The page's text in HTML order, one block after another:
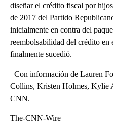
diseñar el crédito fiscal por
de 2017 del Partido
inicialmente en contra del
reembolsabilidad del crédito en
finalmente sucedió.
–Con información de Lauren
Collins, Kristen Holmes, Kylie
CNN.
The-CNN-Wire